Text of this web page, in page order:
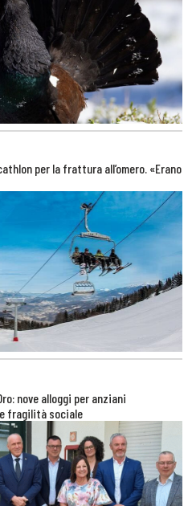
per la frattura all’omero. «Erano
nove alloggi per anziani
fragilità sociale